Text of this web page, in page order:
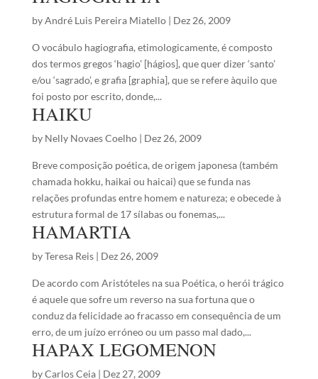
byAndré Luis Pereira Miatello| Dez 26, 2009
O vocábulo hagiografia, etimologicamente, é composto
dos termos gregos ‘hagio’ [hágios], que quer dizer ‘santo’
e/ou ‘sagrado’, e grafia [graphia], que se refere àquilo que
foi posto por escrito, donde,...
HAIKU
by Nelly Novaes Coelho| Dez 26, 2009
Breve composição poética, de origem japonesa (também
chamada hokku, haikai ou haicai) que se funda nas
relações profundas entre homem e natureza; e obecede à
estrutura formal de 17 sílabas ou fonemas,...
HAMARTIA
byTeresa Reis| Dez 26, 2009
De acordo com Aristóteles na sua Poética, o herói trágico
é aquele que sofre um reverso na sua fortuna que o
conduz da felicidade ao fracasso em consequência de um
erro, de um juízo erróneo ou um passo mal dado,...
HAPAX LEGOMENON
byCarlos Ceia| Dez 27, 2009